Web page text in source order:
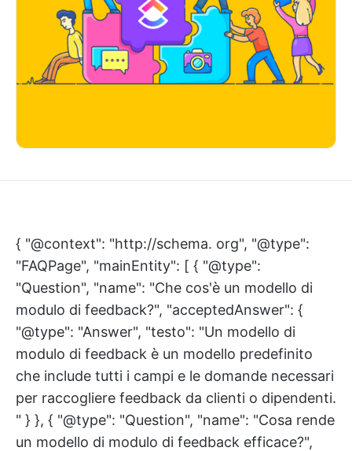
{ "@context": "http://schema. org", "@type":
"FAQPage", "mainEntity": [ { "@type":
"Question", "name": "Che cos'è un modello di
modulo di feedback?", "acceptedAnswer": {
"@type": "Answer", "testo": "Un modello di
modulo di feedback è un modello predefinito
che include tutti i campi e le domande necessari
per raccogliere feedback da clienti o dipendenti.
" } }, { "@type": "Question", "name": "Cosa rende
un modello di modulo di feedback efficace?",